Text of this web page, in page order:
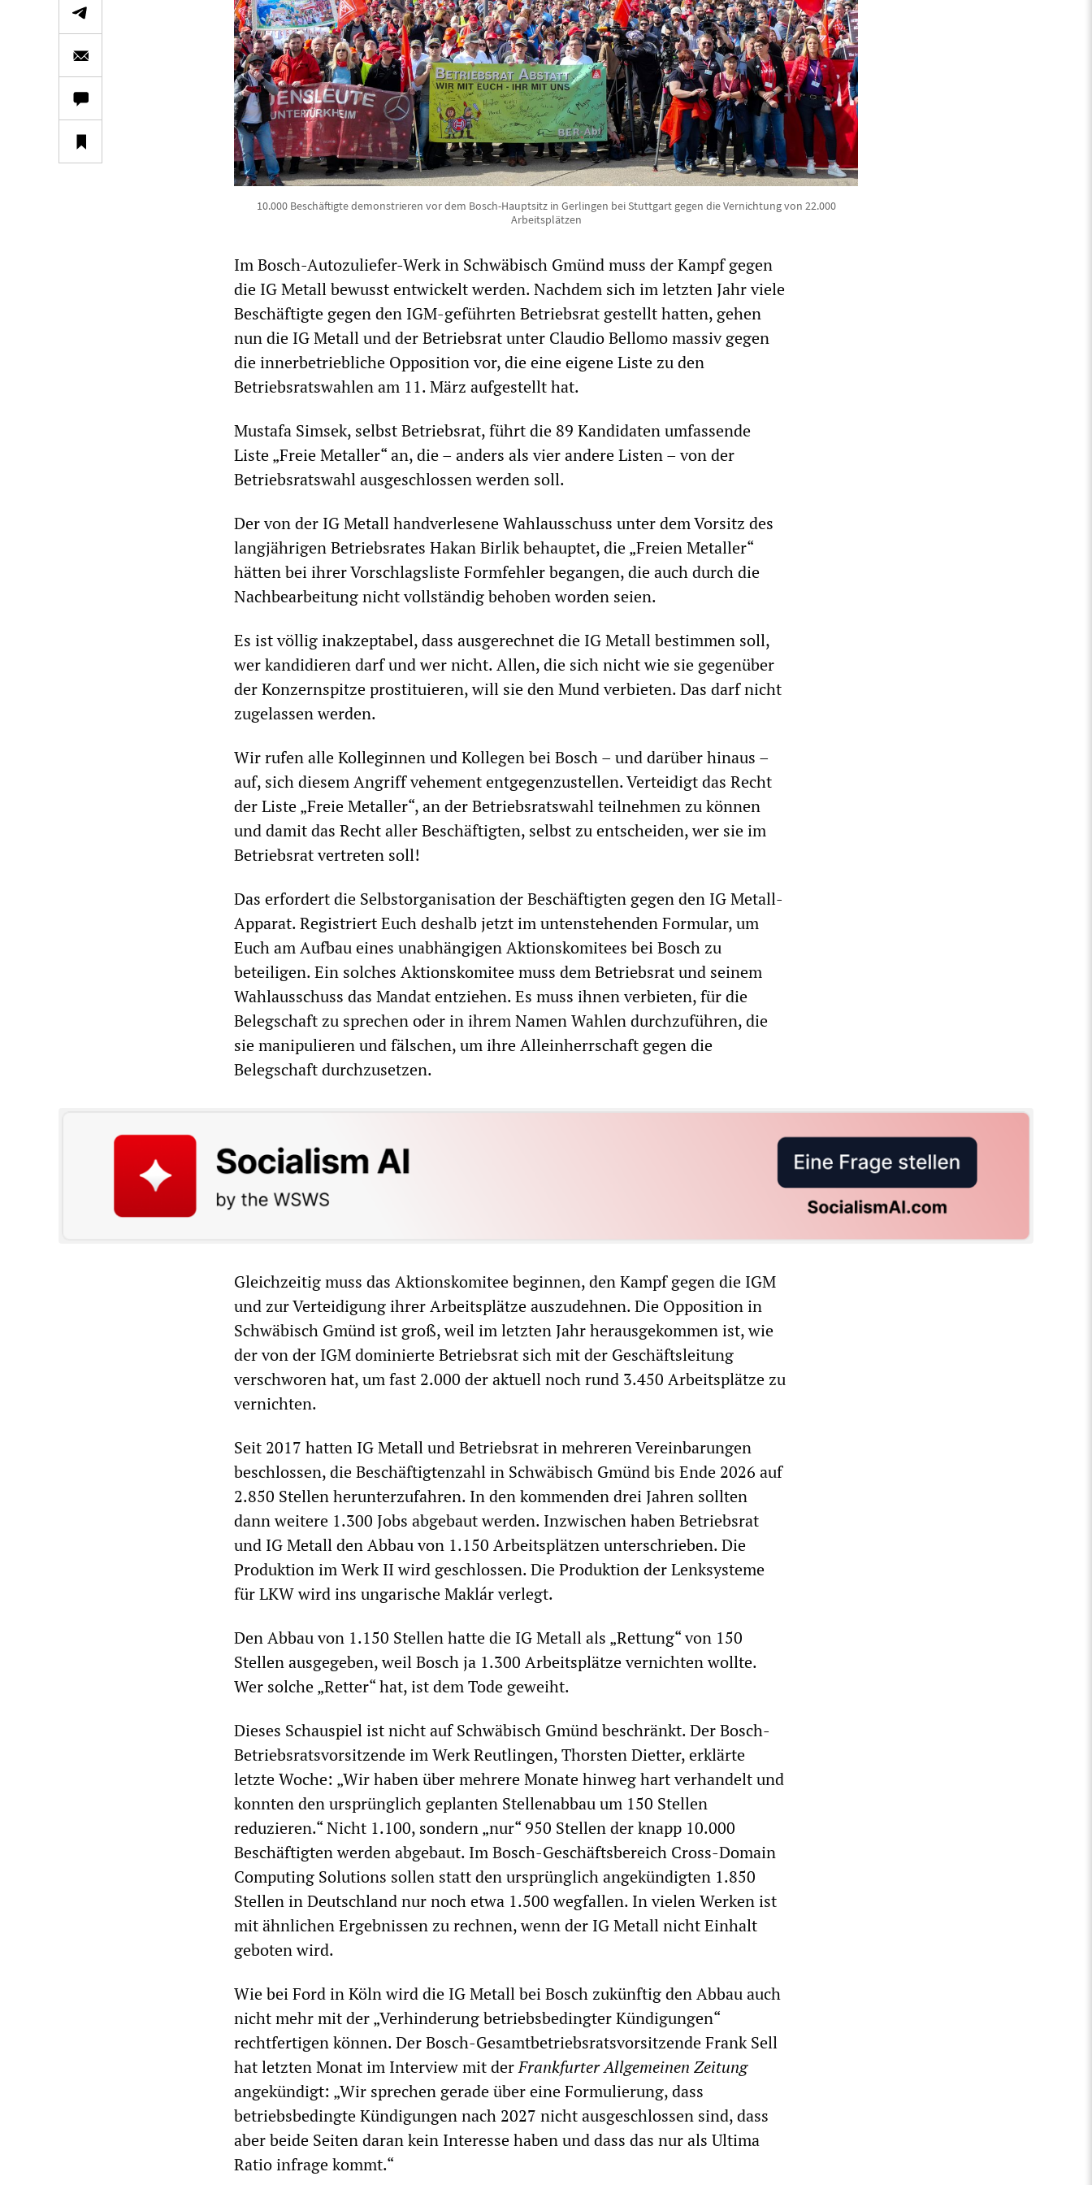
10.000 Beschäftigte demonstrieren vor dem Bosch-Hauptsitz in Gerlingen bei Stuttgart gegen die Vernichtung von 22.000
Arbeitsplätzen
Im Bosch-Autozuliefer-Werk in Schwäbisch Gmünd muss der Kampf gegen
die IG Metall bewusst entwickelt werden. Nachdem sich im letzten Jahr viele
Beschäftigte gegen den IGM-geführten Betriebsrat gestellt hatten, gehen
nun die IG Metall und der Betriebsrat unter Claudio Bellomo massiv gegen
die innerbetriebliche Opposition vor, die eine eigene Liste zu den
Betriebsratswahlen am 11. März aufgestellt hat.
Mustafa Simsek, selbst Betriebsrat, führt die 89 Kandidaten umfassende
Liste „Freie Metaller“ an, die – anders als vier andere Listen – von der
Betriebsratswahl ausgeschlossen werden soll.
Der von der IG Metall handverlesene Wahlausschuss unter dem Vorsitz des
langjährigen Betriebsrates Hakan Birlik behauptet, die „Freien Metaller“
hätten bei ihrer Vorschlagsliste Formfehler begangen, die auch durch die
Nachbearbeitung nicht vollständig behoben worden seien.
Es ist völlig inakzeptabel, dass ausgerechnet die IG Metall bestimmen soll,
wer kandidieren darf und wer nicht. Allen, die sich nicht wie sie gegenüber
der Konzernspitze prostituieren, will sie den Mund verbieten. Das darf nicht
zugelassen werden.
Wir rufen alle Kolleginnen und Kollegen bei Bosch – und darüber hinaus –
auf, sich diesem Angriff vehement entgegenzustellen. Verteidigt das Recht
der Liste „Freie Metaller“, an der Betriebsratswahl teilnehmen zu können
und damit das Recht aller Beschäftigten, selbst zu entscheiden, wer sie im
Betriebsrat vertreten soll!
Das erfordert die Selbstorganisation der Beschäftigten gegen den IG Metall-
Apparat. Registriert Euch deshalb jetzt im untenstehenden Formular, um
Euch am Aufbau eines unabhängigen Aktionskomitees bei Bosch zu
beteiligen. Ein solches Aktionskomitee muss dem Betriebsrat und seinem
Wahlausschuss das Mandat entziehen. Es muss ihnen verbieten, für die
Belegschaft zu sprechen oder in ihrem Namen Wahlen durchzuführen, die
sie manipulieren und fälschen, um ihre Alleinherrschaft gegen die
Belegschaft durchzusetzen.
Gleichzeitig muss das Aktionskomitee beginnen, den Kampf gegen die IGM
und zur Verteidigung ihrer Arbeitsplätze auszudehnen. Die Opposition in
Schwäbisch Gmünd ist groß, weil im letzten Jahr herausgekommen ist, wie
der von der IGM dominierte Betriebsrat sich mit der Geschäftsleitung
verschworen hat, um fast 2.000 der aktuell noch rund 3.450 Arbeitsplätze zu
vernichten.
Seit 2017 hatten IG Metall und Betriebsrat in mehreren Vereinbarungen
beschlossen, die Beschäftigtenzahl in Schwäbisch Gmünd bis Ende 2026 auf
2.850 Stellen herunterzufahren. In den kommenden drei Jahren sollten
dann weitere 1.300 Jobs abgebaut werden. Inzwischen haben Betriebsrat
und IG Metall den Abbau von 1.150 Arbeitsplätzen unterschrieben. Die
Produktion im Werk II wird geschlossen. Die Produktion der Lenksysteme
für LKW wird ins ungarische Maklár verlegt.
Den Abbau von 1.150 Stellen hatte die IG Metall als „Rettung“ von 150
Stellen ausgegeben, weil Bosch ja 1.300 Arbeitsplätze vernichten wollte.
Wer solche „Retter“ hat, ist dem Tode geweiht.
Dieses Schauspiel ist nicht auf Schwäbisch Gmünd beschränkt. Der Bosch-
Betriebsratsvorsitzende im Werk Reutlingen, Thorsten Dietter, erklärte
letzte Woche: „Wir haben über mehrere Monate hinweg hart verhandelt und
konnten den ursprünglich geplanten Stellenabbau um 150 Stellen
reduzieren.“ Nicht 1.100, sondern „nur“ 950 Stellen der knapp 10.000
Beschäftigten werden abgebaut. Im Bosch-Geschäftsbereich Cross-Domain
Computing Solutions sollen statt den ursprünglich angekündigten 1.850
Stellen in Deutschland nur noch etwa 1.500 wegfallen. In vielen Werken ist
mit ähnlichen Ergebnissen zu rechnen, wenn der IG Metall nicht Einhalt
geboten wird.
Wie bei Ford in Köln wird die IG Metall bei Bosch zukünftig den Abbau auch
nicht mehr mit der „Verhinderung betriebsbedingter Kündigungen“
rechtfertigen können. Der Bosch-Gesamtbetriebsratsvorsitzende Frank Sell
hat letzten Monat im Interview mit derFrankfurter Allgemeinen Zeitung
angekündigt: „Wir sprechen gerade über eine Formulierung, dass
betriebsbedingte Kündigungen nach 2027 nicht ausgeschlossen sind, dass
aber beide Seiten daran kein Interesse haben und dass das nur als Ultima
Ratio infrage kommt.“